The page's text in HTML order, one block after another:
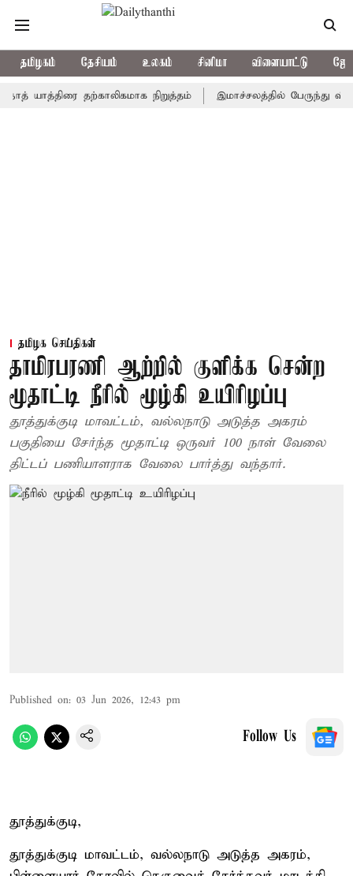
தமிழகம் தேசியம் உலகம் சினிமா விளையாட்டு
தற்காலிகமாக நிறுத்தம் இமாச்சலத்தில் பேருந்து விபத்து;
தமிழக செய்திகள்
தாமிரபரணி ஆற்றில் குளிக்க சென்ற
மூதாட்டி நீரில் மூழ்கி உயிரிழப்பு
தூத்துக்குடி மாவட்டம், வல்லநாடு அடுத்த அகரம்
பகுதியை சேர்ந்த மூதாட்டி ஒருவர் 100 நாள் வேலை
திட்டப் பணியாளராக வேலை பார்த்து வந்தார்.
Published on: 03 Jun 2026, 12:43 pm
Follow Us
தூத்துக்குடி,
தூத்துக்குடி மாவட்டம், வல்லநாடு அடுத்த அகரம்,